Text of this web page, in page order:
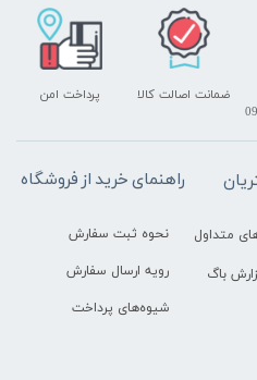
پرداخت امن ضمانت اصالت کالا
راهنمای خرید از فروشگاه
نحوه ثبت سفارش
رویه ارسال سفارش
شیوه‌های پرداخت
متداول
باگ